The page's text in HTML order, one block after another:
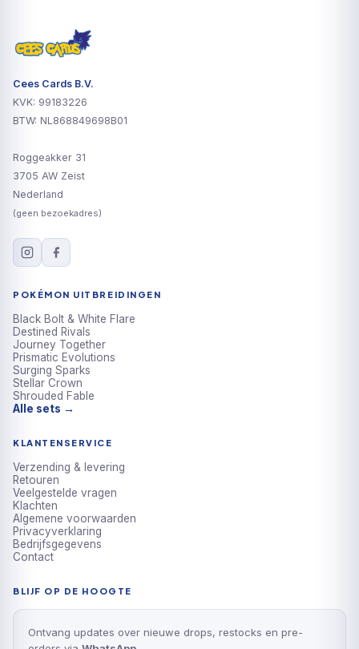
Cees Cards B.V.
KVK: 99183226
BTW: NL868849698B01
Roggeakker 31
3705 AW Zeist
Nederland
(geen bezoekadres)
POKÉMON UITBREIDINGEN
Black Bolt & White Flare
Destined Rivals
Journey Together
Prismatic Evolutions
Surging Sparks
Stellar Crown
Shrouded Fable
Alle sets →
KLANTENSERVICE
Verzending & levering
Retouren
Veelgestelde vragen
Klachten
Algemene voorwaarden
Privacyverklaring
Bedrijfsgegevens
Contact
BLIJF OP DE HOOGTE
Ontvang updates over nieuwe drops, restocks en pre-